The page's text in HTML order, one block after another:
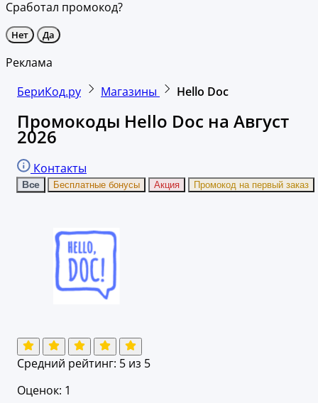
Сработал промокод?
Нет Да
Реклама
БериКод.ру
Магазины Hello Doc
Промокоды Hello Doc на Август
2026
Контакты
Все Бесплатные бонусы Акция Промокод на первый заказ
Средний рейтинг: 5 из 5
Оценок: 1